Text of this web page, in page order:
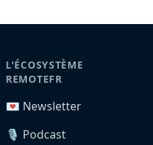
L'ÉCOSYSTÈME
REMOTEFR
💌 Newsletter
🎙️ Podcast